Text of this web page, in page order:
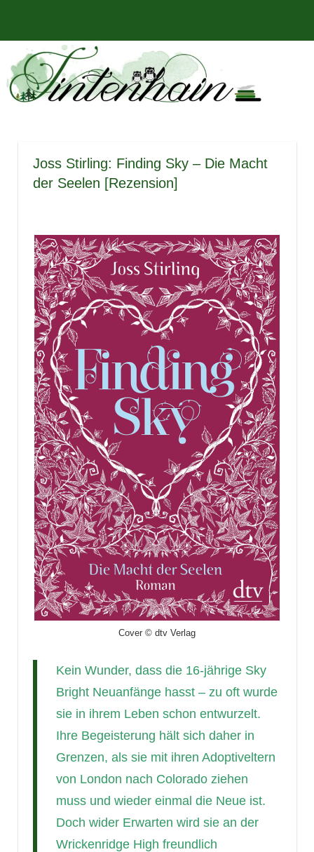
springen
Tintenhain
–
Der
Rezensionen
und
mehr
Joss Stirling: Finding Sky – Die Macht
der Seelen [Rezension]
Cover © dtv Verlag
Kein Wunder, dass die 16-jährige Sky
Bright Neuanfänge hasst – zu oft wurde
sie in ihrem Leben schon entwurzelt.
Ihre Begeisterung hält sich daher in
Grenzen, als sie mit ihren Adoptiveltern
von London nach Colorado ziehen
muss und wieder einmal die Neue ist.
Doch wider Erwarten wird sie an der
Wrickenridge High freundlich